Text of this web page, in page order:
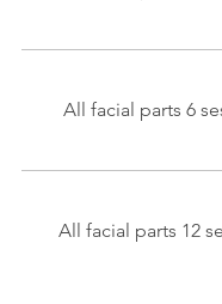
All facial parts 6
All facial parts 12